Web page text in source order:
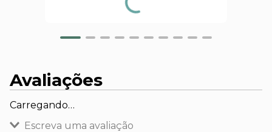
Avaliações
Carregando…
Escreva uma avaliação